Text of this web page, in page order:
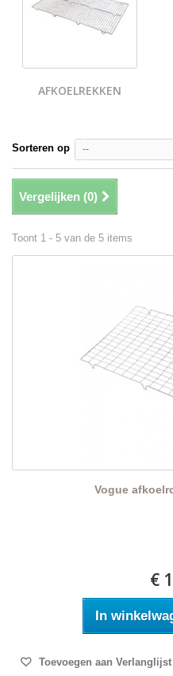
AFKOELREKKEN
Sorteren op --
Vergelijken (0)
Toont 1 - 5 van de 5 items
Vogue
€
In
Toevoegen aan Verlanglijst